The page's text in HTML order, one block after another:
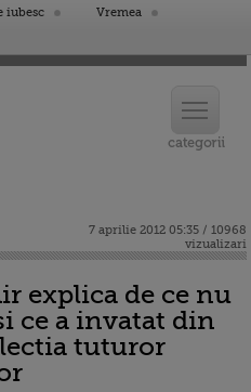
iubesc
Vremea
7 aprilie 2012 05:35 / 10968
vizualizari
explica de ce nu
ce a invatat din
tuturor